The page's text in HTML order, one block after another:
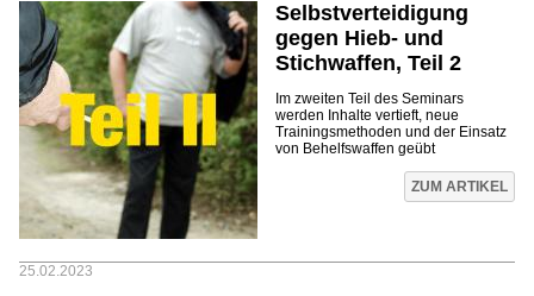
Selbstverteidigung
gegen Hieb- und
Stichwaffen, Teil 2
Im zweiten Teil des Seminars
werden Inhalte vertieft, neue
Trainingsmethoden und der Einsatz
von Behelfswaffen geübt
ZUM ARTIKEL
25.02.2023